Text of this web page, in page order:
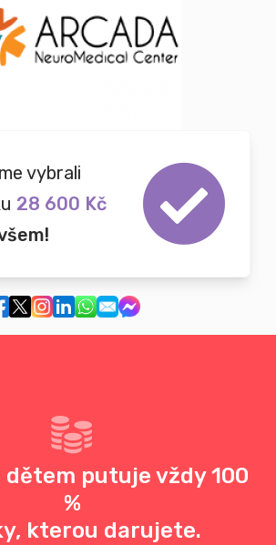
vybrali
28 600 Kč
dětem putuje vždy 100
%
kterou darujete.